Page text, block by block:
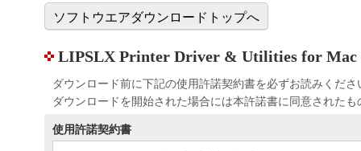
ソフトウエアダウンロードトップへ
LIPSLX Printer Driver & Utilities for Mac
ダウンロード前に下記の使用許諾契約書を必ずお読みくださ
ダウンロードを開始された場合には本許諾書に同意された
使用許諾契約書